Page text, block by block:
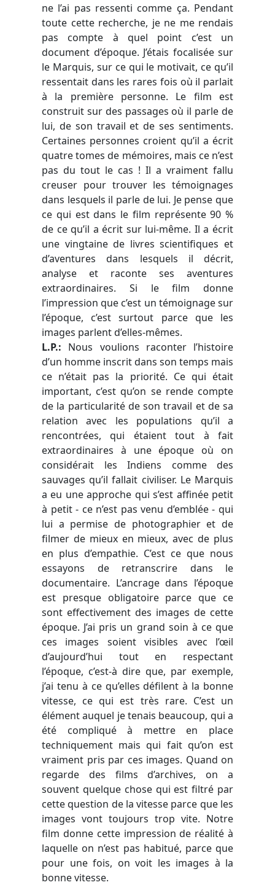
ne l’ai pas ressenti comme ça. Pendant
toute cette recherche, je ne me rendais
pas compte à quel point c’est un
document d’époque. J’étais focalisée sur
le Marquis, sur ce qui le motivait, ce qu’il
ressentait dans les rares fois où il parlait
à la première personne. Le film est
construit sur des passages où il parle de
lui, de son travail et de ses sentiments.
Certaines personnes croient qu’il a écrit
quatre tomes de mémoires, mais ce n’est
pas du tout le cas ! Il a vraiment fallu
creuser pour trouver les témoignages
dans lesquels il parle de lui. Je pense que
ce qui est dans le film représente 90 %
de ce qu’il a écrit sur lui-même. Il a écrit
une vingtaine de livres scientifiques et
d’aventures dans lesquels il décrit,
analyse et raconte ses aventures
extraordinaires. Si le film donne
l’impression que c’est un témoignage sur
l’époque, c’est surtout parce que les
images parlent d’elles-mêmes.
L.P.: Nous voulions raconter l’histoire
d’un homme inscrit dans son temps mais
ce n’était pas la priorité. Ce qui était
important, c’est qu’on se rende compte
de la particularité de son travail et de sa
relation avec les populations qu’il a
rencontrées, qui étaient tout à fait
extraordinaires à une époque où on
considérait les Indiens comme des
sauvages qu’il fallait civiliser. Le Marquis
a eu une approche qui s’est affinée petit
à petit - ce n’est pas venu d’emblée - qui
lui a permise de photographier et de
filmer de mieux en mieux, avec de plus
en plus d’empathie. C’est ce que nous
essayons de retranscrire dans le
documentaire. L’ancrage dans l’époque
est presque obligatoire parce que ce
sont effectivement des images de cette
époque. J’ai pris un grand soin à ce que
ces images soient visibles avec l’œil
d’aujourd’hui tout en respectant
l’époque, c’est-à dire que, par exemple,
j’ai tenu à ce qu’elles défilent à la bonne
vitesse, ce qui est très rare. C’est un
élément auquel je tenais beaucoup, qui a
été compliqué à mettre en place
techniquement mais qui fait qu’on est
vraiment pris par ces images. Quand on
regarde des films d’archives, on a
souvent quelque chose qui est filtré par
cette question de la vitesse parce que les
images vont toujours trop vite. Notre
film donne cette impression de réalité à
laquelle on n’est pas habitué, parce que
pour une fois, on voit les images à la
bonne vitesse.